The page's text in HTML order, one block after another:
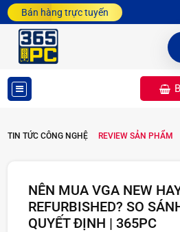
Bán hàng trực tuyến
MỤC
PHẨM
TIN TỨC CÔNG NGHỆ REVIEW SẢN PHẨM
NÊN MUA VGA NEW
REFURBISHED? SO
QUYẾT ĐỊNH | 365PC